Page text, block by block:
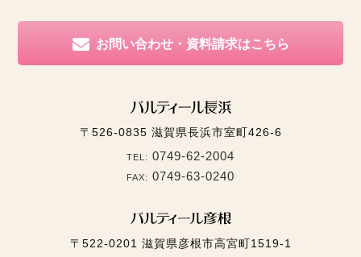
お問い合わせ・資料請求はこちら
〒526-0835 滋賀県長浜市室町426-6
TEL: 0749-62-2004
FAX: 0749-63-0240
〒522-0201 滋賀県彦根市高宮町1519-1